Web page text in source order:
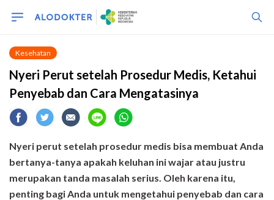
Kesehatan
Nyeri Perut setelah Prosedur Medis, Ketahui
Penyebab dan Cara Mengatasinya
Nyeri perut setelah prosedur medis bisa membuat Anda
bertanya-tanya apakah keluhan ini wajar atau justru
merupakan tanda masalah serius. Oleh karena itu,
penting bagi Anda untuk mengetahui penyebab dan cara